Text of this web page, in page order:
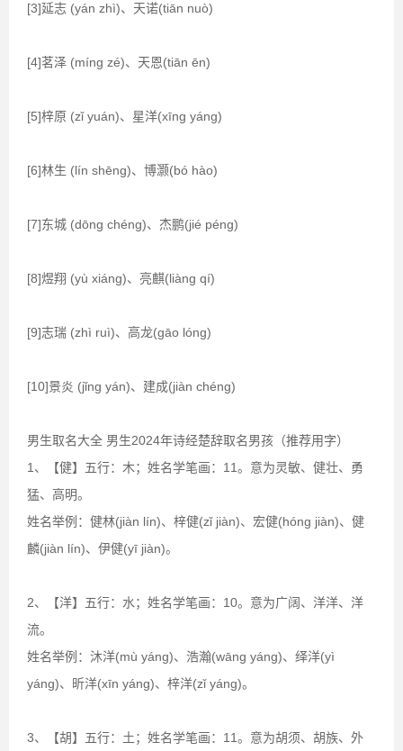
[3]延志 (yán zhì)、天诺(tiān nuò)
[4]茗泽 (míng zé)、天恩(tiān ēn)
[5]梓原 (zǐ yuán)、星洋(xīng yáng)
[6]林生 (lín shēng)、博灏(bó hào)
[7]东城 (dōng chéng)、杰鹏(jié péng)
[8]煜翔 (yù xiáng)、亮麒(liàng qí)
[9]志瑞 (zhì ruì)、高龙(gāo lóng)
[10]景炎 (jǐng yán)、建成(jiàn chéng)
男生取名大全 男生2024年诗经楚辞取名男孩（推荐用字）
1、【健】五行：木；姓名学笔画：11。意为灵敏、健壮、勇
猛、高明。
姓名举例：健林(jiàn lín)、梓健(zǐ jiàn)、宏健(hóng jiàn)、健
麟(jiàn lín)、伊健(yī jiàn)。
2、【洋】五行：水；姓名学笔画：10。意为广阔、洋洋、洋
流。
姓名举例：沐洋(mù yáng)、浩瀚(wāng yáng)、绎洋(yì
yáng)、昕洋(xīn yáng)、梓洋(zǐ yáng)。
3、【胡】五行：土；姓名学笔画：11。意为胡须、胡族、外